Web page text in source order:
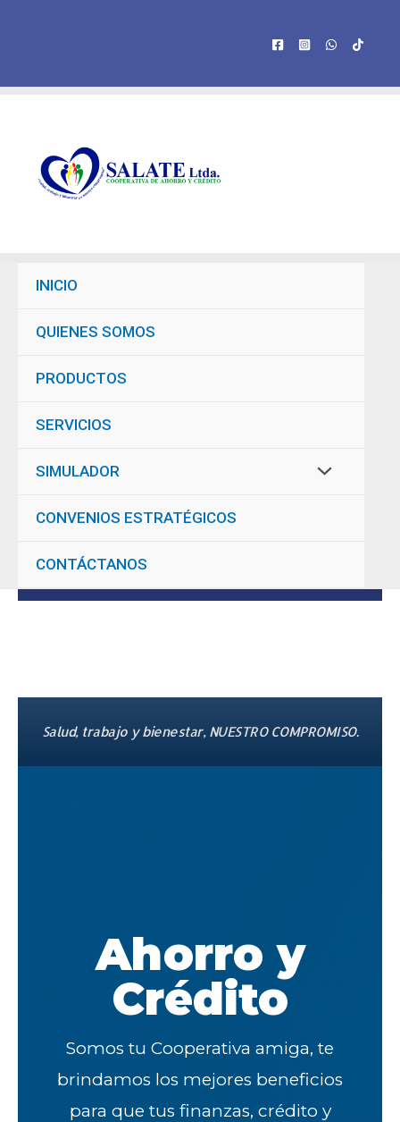
INICIO
QUIENES SOMOS
PRODUCTOS
SERVICIOS
SIMULADOR
CONVENIOS ESTRATÉGICOS
CONTÁCTANOS
Salud, trabajo y bienestar, NUESTRO COMPROMISO.
Ahorro y
Crédito
Somos tu Cooperativa amiga, te
brindamos los mejores beneficios
para que tus finanzas, crédito y